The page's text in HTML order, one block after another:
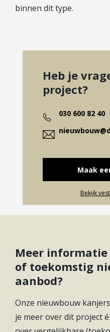
binnen dit type.
Heb je
project?
030 600 82 40
Maak
Bekijk
Meer
of toekomstig
aanbod?
Onze nieuwbouw
je meer over dit project